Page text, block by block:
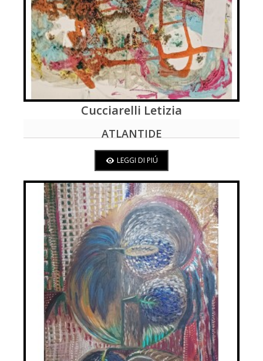
LEGGI DI PIÚ
Cucciarelli Letizia
ATLANTIDE
LEGGI DI PIÚ